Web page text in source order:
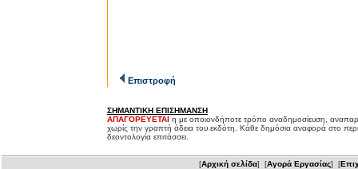
Επιστροφή
ΣΗΜΑΝΤΙΚΗ ΕΠΙΣΗΜΑΝΣΗ
ΑΠΑΓΟΡΕΥΕΤΑΙ η με οποιονδήποτε τρόπο αναδημοσίευση,
χωρίς την γραπτή άδεια του εκδότη. Κάθε δημόσια αναφορά στο
δεοντολογία επιτάσσει.
[Αρχική σελίδα] [Αγορά Εργασίας] [